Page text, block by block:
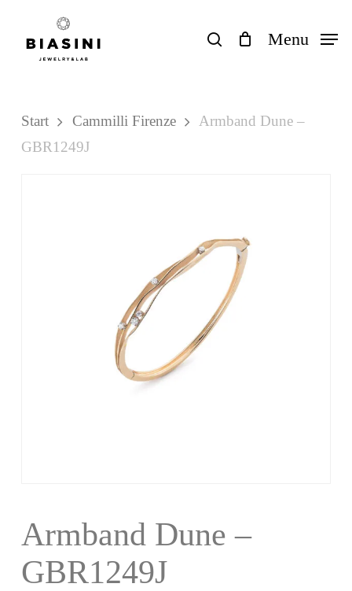
search Menu
Einkaufswagen
Close
Cart
Start Cammilli Firenze
Armband Dune –
GBR1249J
Armband Dune –
GBR1249J